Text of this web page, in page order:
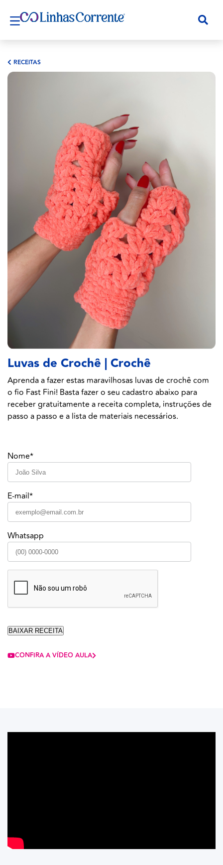
RECEITAS
Luvas de Crochê | Crochê
Aprenda a fazer estas maravilhosas luvas de crochê com
o fio Fast Fini! Basta fazer o seu cadastro abaixo para
receber gratuitamente a receita completa, instruções de
passo a passo e a lista de materiais necessários.
Nome*
E-mail*
Whatsapp
CONFIRA A VÍDEO AULA